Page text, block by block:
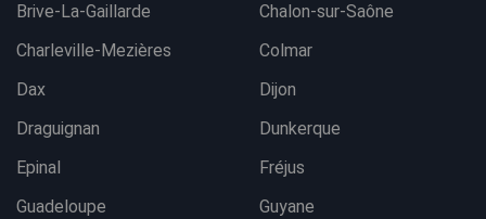
Brive-La-Gaillarde
Chalon-sur-Saône
Charleville-Mezières
Colmar
Dax
Dijon
Draguignan
Dunkerque
Epinal
Fréjus
Guadeloupe
Guyane